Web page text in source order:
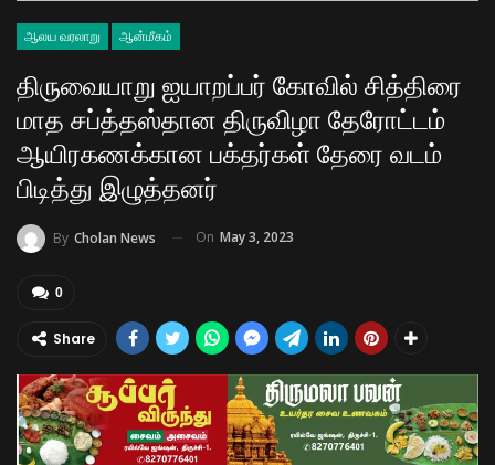
ஆலய வரலாறு ஆன்மீகம்
திருவையாறு ஐயாறப்பர் கோவில் சித்திரை
மாத சப்த்தஸ்தான திருவிழா தேரோட்டம்
ஆயிரகணக்கான பக்தர்கள் தேரை வடம்
பிடித்து இழுத்தனர்
By Cholan News On May 3, 2023
0
Share